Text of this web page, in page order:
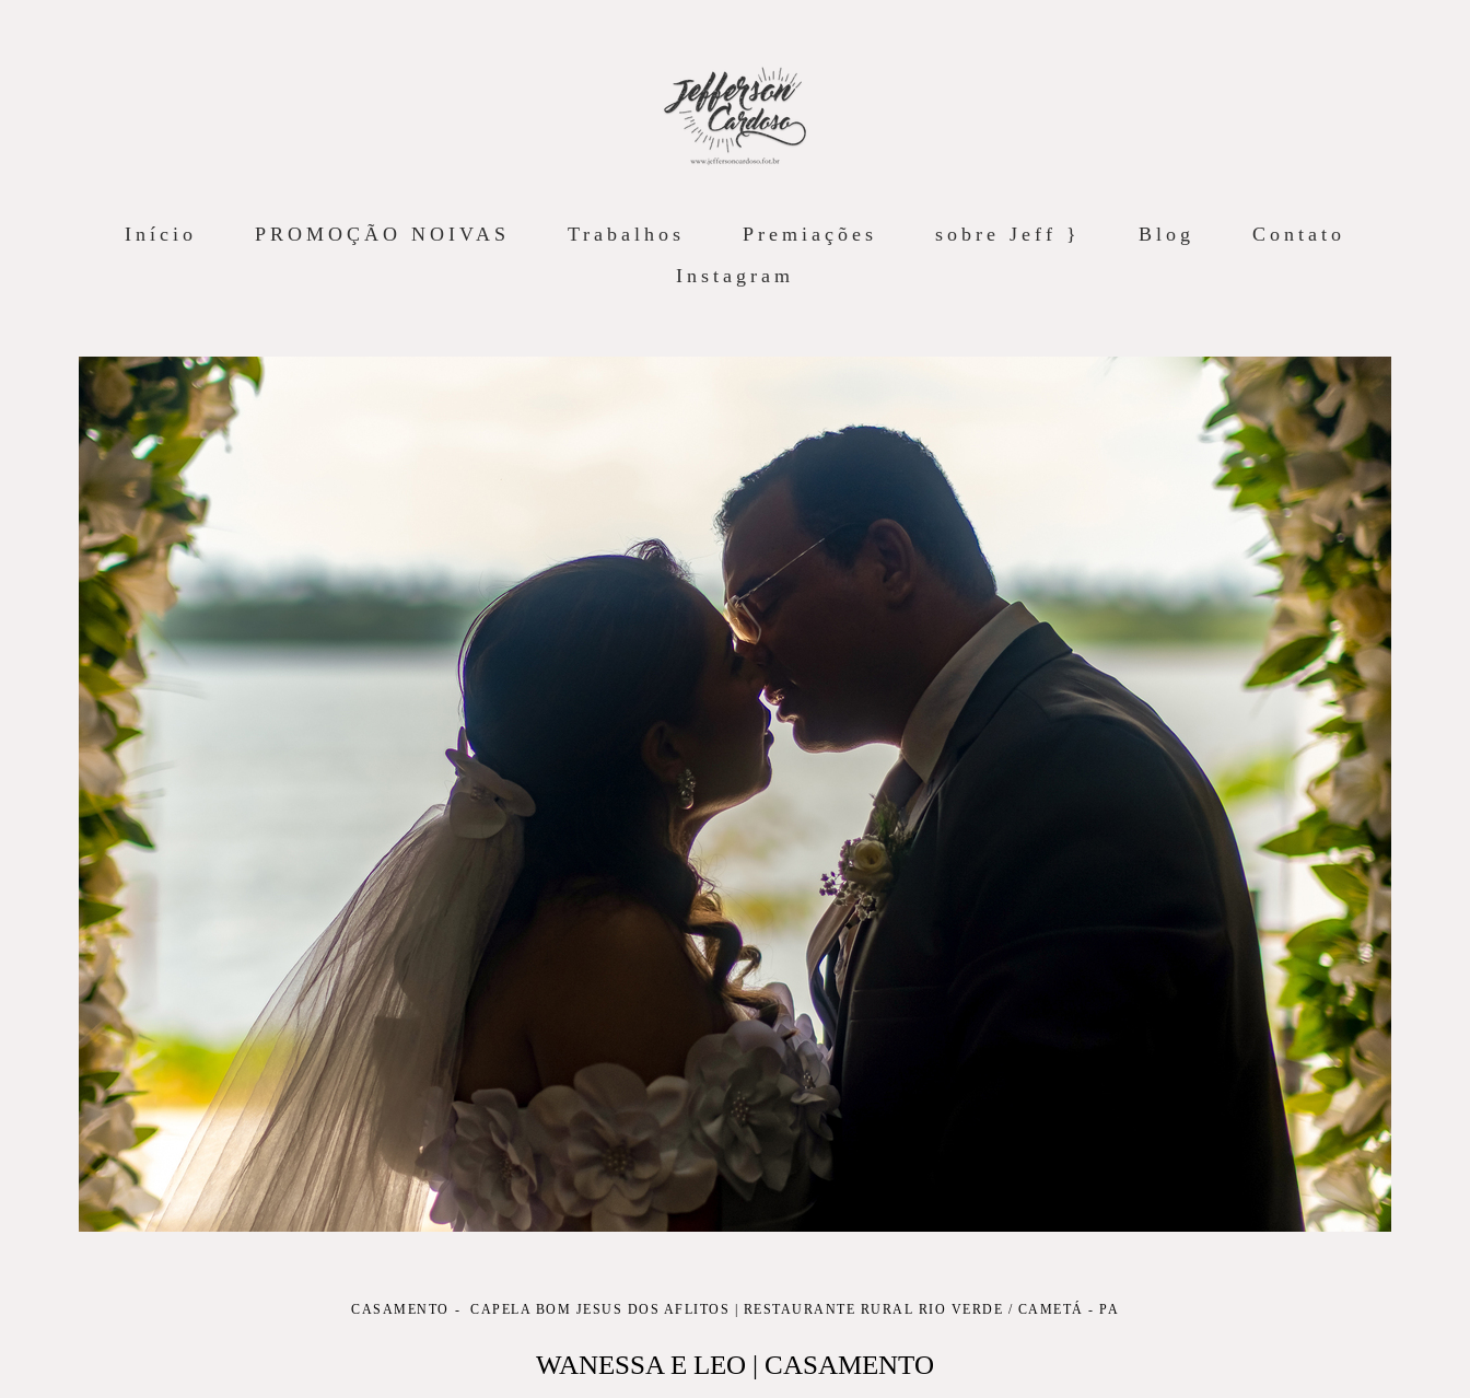
Início PROMOÇÃO NOIVAS Trabalhos Premiações sobre Jeff } Blog
Contato
Instagram
CASAMENTO CAPELA BOM JESUS DOS AFLITOS | RESTAURANTE RURAL RIO VERDE / CAMETÁ - PA
WANESSA E LEO | CASAMENTO